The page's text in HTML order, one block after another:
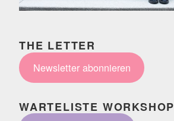
THE LETTER
Newsletter abonnieren
WARTELISTE WORKSHOP